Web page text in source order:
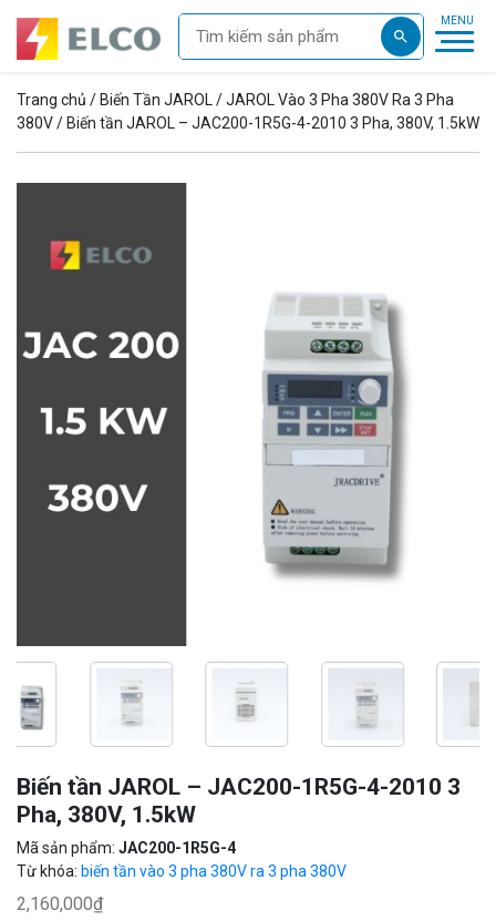
Trang chủ / Biến Tần JAROL /JAROL Vào 3 Pha 380V Ra 3 Pha
380V/ Biến tần JAROL – JAC200-1R5G-4-2010 3 Pha, 380V, 1.5kW
Biến tần JAROL – JAC200-1R5G-4-2010 3
Pha, 380V, 1.5kW
Mã sản phẩm: JAC200-1R5G-4
Từ khóa: biến tần vào 3 pha 380V ra 3 pha 380V
2,160,000₫